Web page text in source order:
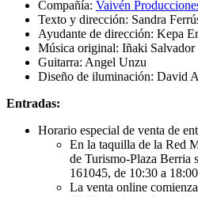
Compañía: Vaivén
Texto y dirección: Sandra
Ayudante de dirección: Kepa
Música original: Iñaki Salvador
Guitarra: Angel Unzu
Diseño de iluminación: David
Entradas:
Horario especial de venta de
En la taquilla de la Red
de Turismo-Plaza Berria
161045, de 10:30 a
La venta online